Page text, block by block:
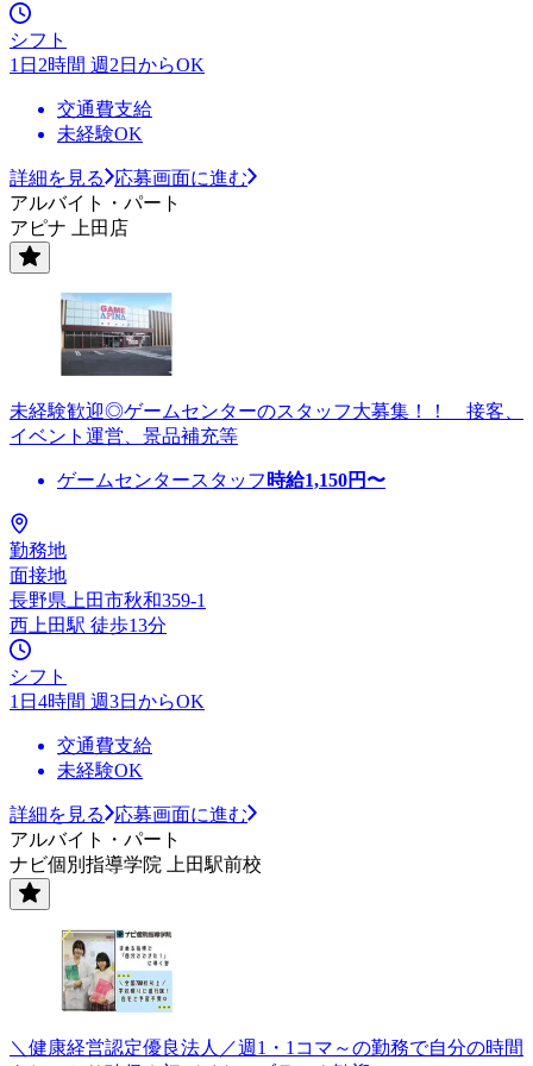
シフト
1日2時間 週2日からOK
交通費支給
未経験OK
詳細を見る
応募画面に進む
アルバイト・パート
アピナ 上田店
未経験歓迎◎ゲームセンターのスタッフ大募集！！ 接客、
イベント運営、景品補充等
ゲームセンタースタッフ 時給1,150円〜
勤務地
面接地
長野県上田市秋和359-1
西上田駅 徒歩13分
シフト
1日4時間 週3日からOK
交通費支給
未経験OK
詳細を見る
応募画面に進む
アルバイト・パート
ナビ個別指導学院 上田駅前校
＼健康経営認定優良法人／週1・1コマ～の勤務で自分の時間